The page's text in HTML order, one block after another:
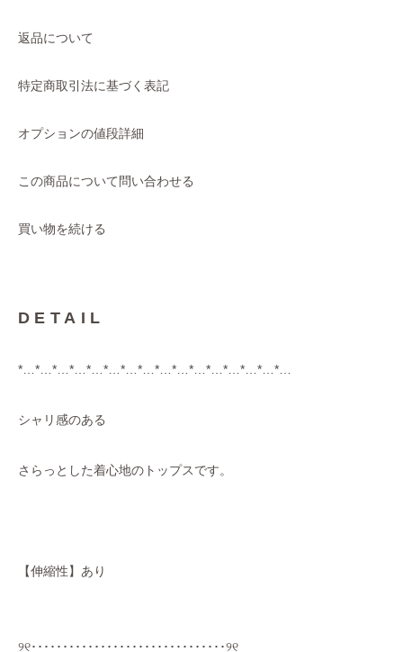
返品について
特定商取引法に基づく表記
オプションの値段詳細
この商品について問い合わせる
買い物を続ける
DETAIL
*…*…*…*…*…*…*…*…*…*…*…*…*…*…*…*…
シャリ感のある
さらっとした着心地のトップスです。
【伸縮性】あり
୨୧･･･････････････････････････････୨୧